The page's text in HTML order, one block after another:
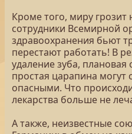
Кроме того, миру грозит
сотрудники Всемирной
здравоохранения бьют
перестают работать! В
удаление зуба,
простая царапина могут
опасными. Что
лекарства больше не
А также, неизвестные